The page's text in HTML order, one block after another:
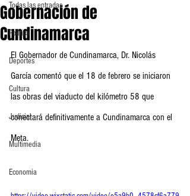
Todas las entradas
Política
Deportes
Cultura
Judicial
Multimedia
Economia
Gobernación de
Cundinamarca
El Gobernador de Cundinamarca, Dr. Nicolás
García comentó que el 18 de febrero se iniciaron
las obras del viaducto del kilómetro 58 que
conectará definitivamente a Cundinamarca con el
Meta.